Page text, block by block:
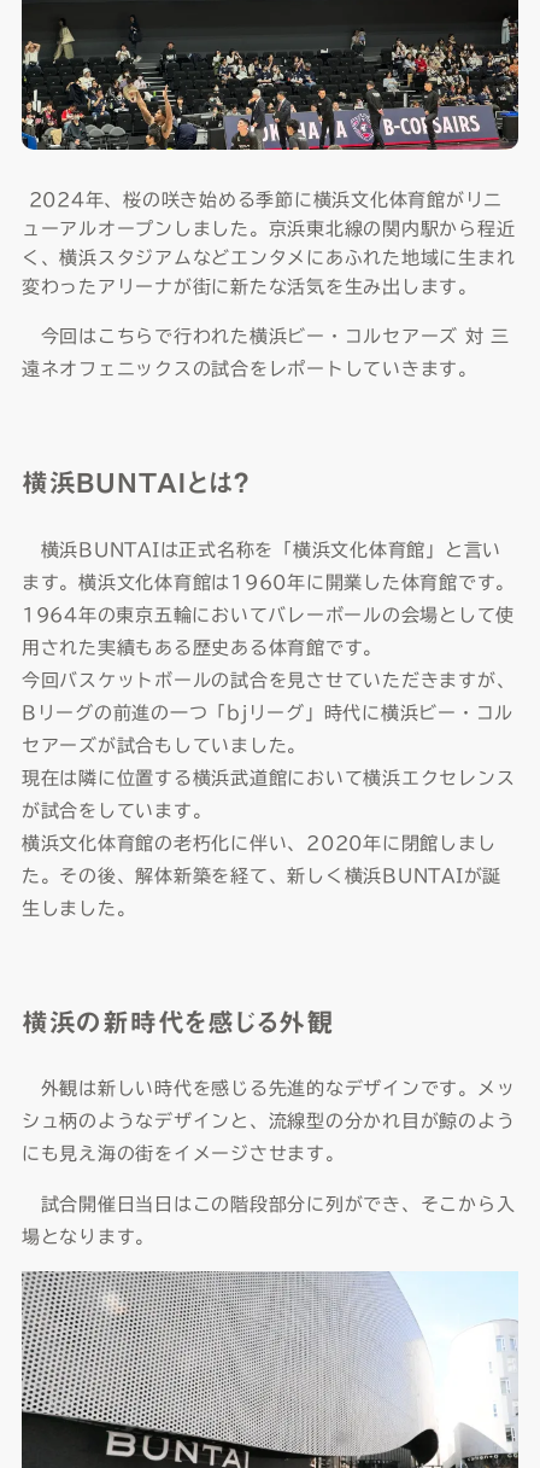
2024年、桜の咲き始める季節に横浜文化体育館がリニ
ューアルオープンしました。京浜東北線の関内駅から程近
く、横浜スタジアムなどエンタメにあふれた地域に生まれ
変わったアリーナが街に新たな活気を生み出します。
今回はこちらで行われた横浜ビー・コルセアーズ 対 三
遠ネオフェニックスの試合をレポートしていきます。
横浜BUNTAIとは？
横浜BUNTAIは正式名称を「横浜文化体育館」と言い
ます。横浜文化体育館は1960年に開業した体育館です。
1964年の東京五輪においてバレーボールの会場として使
用された実績もある歴史ある体育館です。
今回バスケットボールの試合を見させていただきますが、
Bリーグの前進の一つ「bjリーグ」時代に横浜ビー・コル
セアーズが試合もしていました。
現在は隣に位置する横浜武道館において横浜エクセレンス
が試合をしています。
横浜文化体育館の老朽化に伴い、2020年に閉館しまし
た。その後、解体新築を経て、新しく横浜BUNTAIが誕
生しました。
横浜の新時代を感じる外観
外観は新しい時代を感じる先進的なデザインです。メッ
シュ柄のようなデザインと、流線型の分かれ目が鯨のよう
にも見え海の街をイメージさせます。
試合開催日当日はこの階段部分に列ができ、そこから入
場となります。